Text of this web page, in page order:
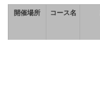
開催場所 コース名